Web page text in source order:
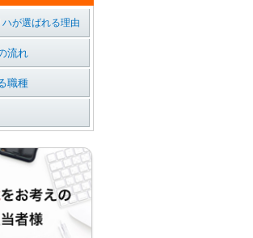
が選ばれる理由
流れ
職種